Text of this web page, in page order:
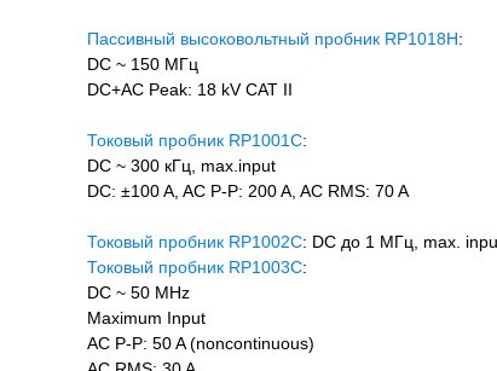
Пассивный высоковольтный пробник RP1018H:
DC ~ 150 МГц
DC+AC Peak: 18 kV CAT II
Токовый пробник RP1001C:
DC ~ 300 кГц, max.input
DC: ±100 A, AC P-P: 200 A, AC RMS: 70 A
Токовый пробник RP1002C: DC до 1 МГц, max.
Токовый пробник RP1003C:
DC ~ 50 MHz
Maximum Input
AC P-P: 50 A (noncontinuous)